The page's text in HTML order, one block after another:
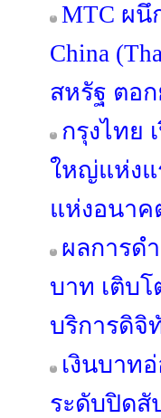
MTC ผนึ
China
สหรัฐ ตอ
กรุงไทย
ใหญ่แห่งแ
แห่งอนาค
ผลการด
บาท เติบโ
บริการดิจิ
เงินบาท
ระดับปิดสั